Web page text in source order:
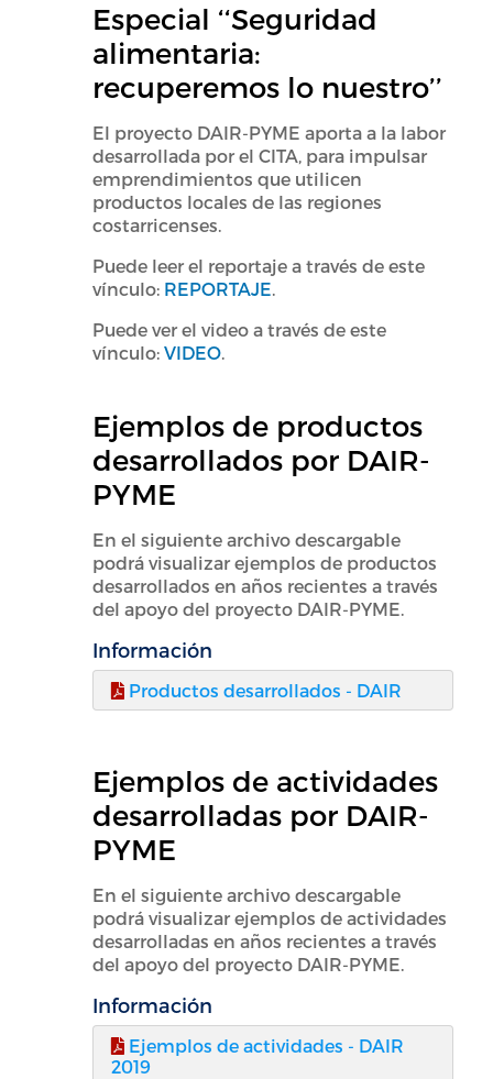
Especial ‘‘Seguridad
alimentaria:
recuperemos lo nuestro’’
El proyecto DAIR-PYME aporta a la labor
desarrollada por el CITA, para impulsar
emprendimientos que utilicen
productos locales de las regiones
costarricenses.
Puede leer el reportaje a través de este
vínculo: REPORTAJE.
Puede ver el video a través de este
vínculo: VIDEO.
Ejemplos de productos
desarrollados por DAIR-
PYME
En el siguiente archivo descargable
podrá visualizar ejemplos de productos
desarrollados en años recientes a través
del apoyo del proyecto DAIR-PYME.
Información
Productos desarrollados - DAIR
Ejemplos de actividades
desarrolladas por DAIR-
PYME
En el siguiente archivo descargable
podrá visualizar ejemplos de actividades
desarrolladas en años recientes a través
del apoyo del proyecto DAIR-PYME.
Información
Ejemplos de actividades - DAIR
2019